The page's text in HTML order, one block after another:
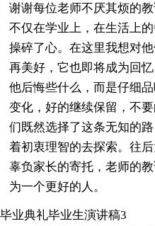
谢谢每位老师不厌其烦的
不仅在学业上，在生活上
操碎了心。在这里我想对
再美好，它也即将成为回
他后悔些什么，而是仔细
变化，好的继续保留，不
们既然选择了这条无知的
着初衷理智的去探索。往
辜负家长的寄托，老师的
为一个更好的人。
毕业典礼毕业生演讲稿3